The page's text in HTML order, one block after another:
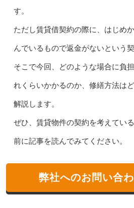
す。
ただし賃貸借契約の際に、はじめ
んでいるもので返金がないという
そこで今回、どのような場合に負
れくらいかかるのか、修繕方法は
解説します。
ぜひ、賃貸物件の契約を考えてい
前に記事を読んでみてください。
弊社へのお問い合